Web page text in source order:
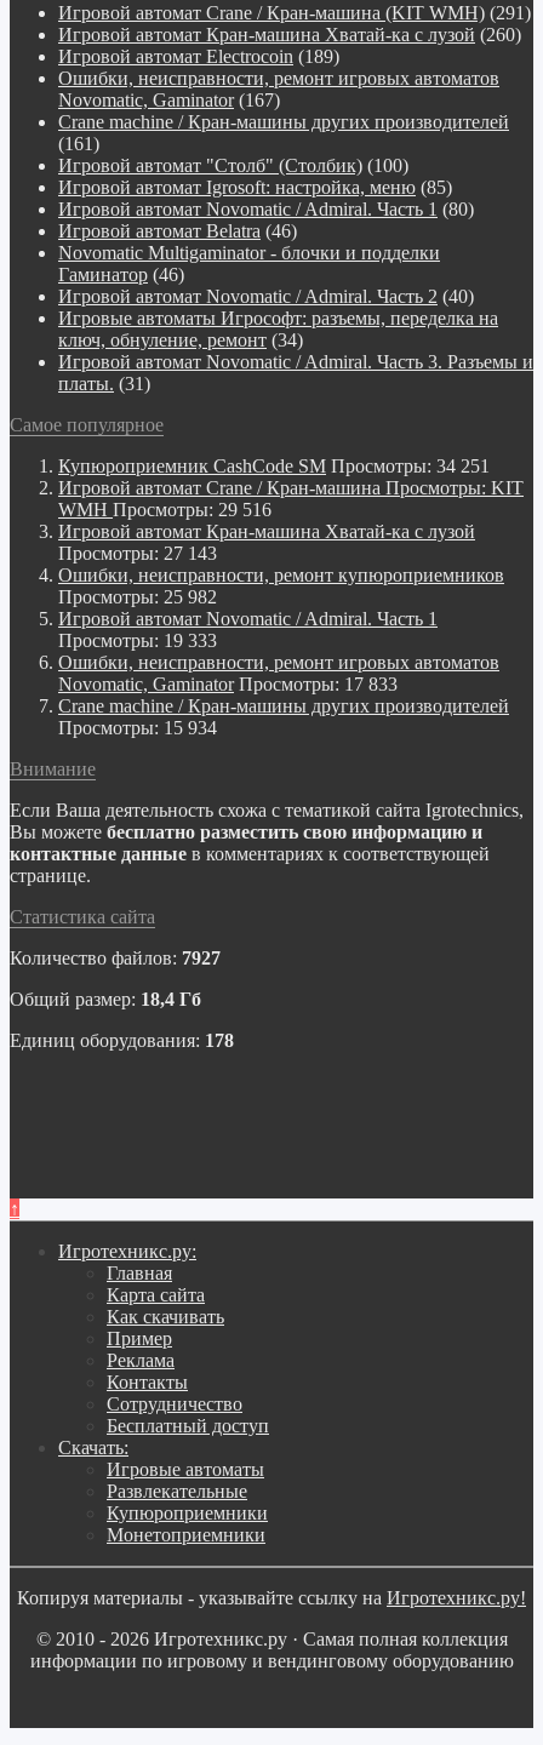
Игровой автомат Crane / Кран-машина (KIT WMH) (291)
Игровой автомат Кран-машина Хватай-ка с лузой (260)
Игровой автомат Electrocoin (189)
Ошибки, неисправности, ремонт игровых автоматов
Novomatic, Gaminator(167)
Crane machine / Кран-машины других производителей
(161)
Игровой автомат "Столб" (Столбик) (100)
Игровой автомат Igrosoft: настройка, меню (85)
Игровой автомат Novomatic / Admiral. Часть 1 (80)
Игровой автомат Belatra (46)
Novomatiс Multigaminator - блочки и подделки
Гаминатор (46)
Игровой автомат Novomatic / Admiral. Часть 2 (40)
Игровые автоматы Игрософт: разъемы, переделка на
ключ, обнуление, ремонт (34)
Игровой автомат Novomatic / Admiral. Часть 3. Разъемы и
платы. (31)
Самое популярное
Купюроприемник CashCode SM Просмотры: 34 251
Игровой автомат Crane / Кран-машина Просмотры: KIT
WMH Просмотры: 29 516
Игровой автомат Кран-машина Хватай-ка с лузой
Просмотры: 27 143
Ошибки, неисправности, ремонт купюроприемников
Просмотры: 25 982
Игровой автомат Novomatic / Admiral. Часть 1
Просмотры: 19 333
Ошибки, неисправности, ремонт игровых автоматов
Novomatic, Gaminator Просмотры: 17 833
Crane machine / Кран-машины других производителей
Просмотры: 15 934
Внимание
Если Ваша деятельность схожа с тематикой сайта Igrotechnics,
Вы можете бесплатно разместить свою информацию и
контактные данные в комментариях к соответствующей
странице.
Статистика сайта
Количество файлов: 7927
Общий размер: 18,4 Гб
Единиц оборудования: 178
↑
Игротехникс.ру:
Главная
Карта сайта
Как скачивать
Пример
Реклама
Контакты
Сотрудничество
Бесплатный доступ
Скачать:
Игровые автоматы
Развлекательные
Купюроприемники
Монетоприемники
Копируя материалы - указывайте ссылку на Игротехникс.ру!
© 2010 - 2026 Игротехникс.ру · Самая полная коллекция
информации по игровому и вендинговому оборудованию